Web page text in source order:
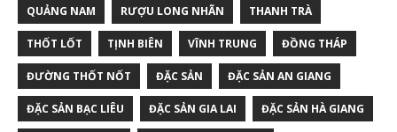
QUẢNG NAM RƯỢU LONG NHÃN THANH TRÀ
THỐT LỐT TỊNH BIÊN VĨNH TRUNG ĐỒNG THÁP
ĐƯỜNG THỐT NỐT ĐẶC SẢN ĐẶC SẢN AN GIANG
ĐẶC SẢN BẠC LIÊU ĐẶC SẢN GIA LAI ĐẶC SẢN HÀ GIANG